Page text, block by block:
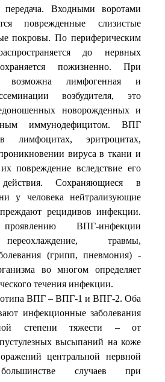
передача. Входными воротами
поврежденные слизистые
покровы. По периферическим
до нервных
пожизненно. При
возможна лимфогенная и
возбудителя, это
новорожденных и
иммунодефицитом. ВПГ
лимфоцитах, эритроцитах,
вируса в ткани и
повреждение вследствие его
действия. Сохраняющиеся в
у человека нейтрализующие
рецидивов инфекции.
ВПГ-инфекции
травмы,
(грипп, пневмония) -
во многом определяет
течения инфекции.
ВПГ – ВПГ-1 и ВПГ-2. Оба
инфекционные заболевания
степени тяжести – от
высыпаний на коже
центральной нервной
случаев при